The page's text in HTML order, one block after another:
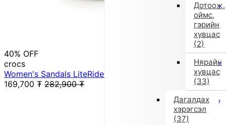
Дотоож,
оймс,
гэрийн
хувцас
(2)
Нярайн
хувцас
(33)
Дагалдах
хэрэгсэл
(37)
40% OFF
crocs
Women's Sandals LiteRide 360 Clog 206708 (Gray)
169,700 ₮ 282,900 ₮